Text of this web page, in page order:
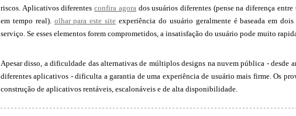
riscos. Aplicativos diferentesconfira agora dos usuários diferentes (pense na diferença
em tempo real). olhar para este site experiência do usuário geralmente é baseada em
serviço. Se esses elementos forem comprometidos, a insatisfação do usuário pode muito
Apesar disso, a dificuldade das alternativas de múltiplos designs na nuvem pública - desde
diferentes aplicativos - dificulta a garantia de uma experiência de usuário mais firme. Os
construção de aplicativos rentáveis, escalonáveis e de alta disponibilidade.